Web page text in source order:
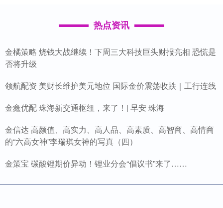
热点资讯
金橘策略 烧钱大战继续！下周三大科技巨头财报亮相 恐慌是
否将升级
领航配资 美财长维护美元地位 国际金价震荡收跌｜工行连线
金鑫优配 珠海新交通枢纽，来了！| 早安 珠海
金信达 高颜值、高实力、高人品、高素质、高智商、高情商
的“六高女神”李瑞琪女神的写真（四）
金策宝 碳酸锂期价异动！锂业分会“倡议书”来了……